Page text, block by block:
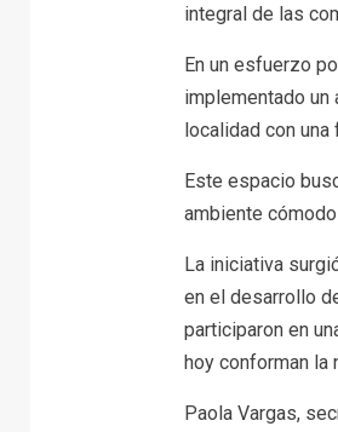
integral de las
En un esfuerzo
implementado un
localidad con
Este espacio
ambiente
La iniciativa
en el desarrollo
participaron en
hoy conforman la
Paola Vargas,